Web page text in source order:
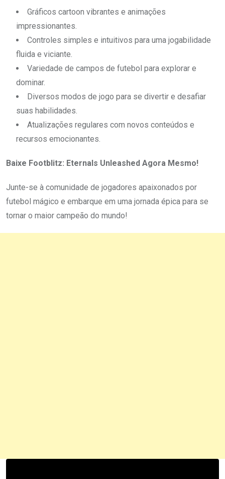
Gráficos cartoon vibrantes e animações
impressionantes.
Controles simples e intuitivos para uma jogabilidade
fluida e viciante.
Variedade de campos de futebol para explorar e
dominar.
Diversos modos de jogo para se divertir e desafiar
suas habilidades.
Atualizações regulares com novos conteúdos e
recursos emocionantes.
Baixe Footblitz: Eternals Unleashed Agora Mesmo!
Junte-se à comunidade de jogadores apaixonados por
futebol mágico e embarque em uma jornada épica para se
tornar o maior campeão do mundo!